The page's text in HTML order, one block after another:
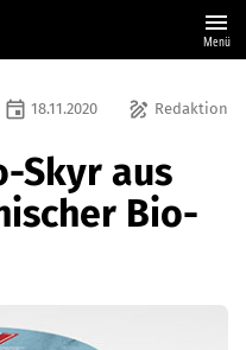
menu
Menü
draw Redaktion
event 18.11.2020
Skyr aus
Bio-